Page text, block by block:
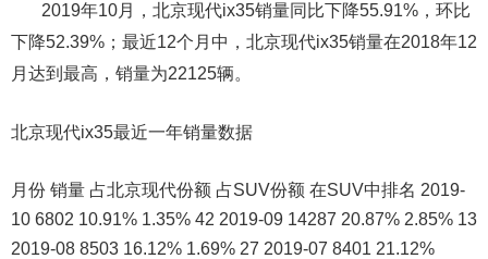
2019年10月，北京现代ix35销量同比下降55.91%，环比
下降52.39%；最近12个月中，北京现代ix35销量在2018年12
月达到最高，销量为22125辆。
北京现代ix35最近一年销量数据
月份 销量 占北京现代份额 占SUV份额 在SUV中排名 2019-
10 6802 10.91% 1.35% 42 2019-09 14287 20.87% 2.85% 13
2019-08 8503 16.12% 1.69% 27 2019-07 8401 21.12%